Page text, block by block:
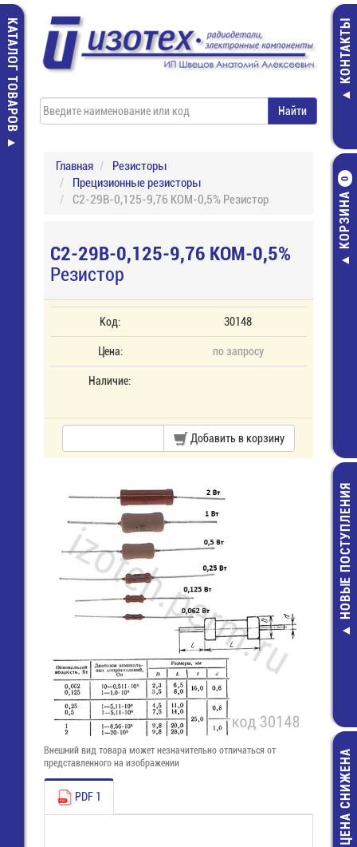
КАТАЛОГ ТОВАРОВ КОНТАКТЫ
КОРЗИНА
0
KLS5-1019-
(5х20)
НОВЫЕ ПОСТУПЛЕНИЯ
ЦЕНА СНИЖЕНА
Главная
Резисторы
Прецизионные резисторы
С2-29В-0,125-9,76 КОМ-0,5% Резистор
С2-29В-0,125-9,76 КОМ-0,5%
Резистор
Код: 30148
Цена: по запросу
Наличие:
Добавить в корзину
Внешний вид товара может незначительно отличаться от
представленного на изображении
PDF 1